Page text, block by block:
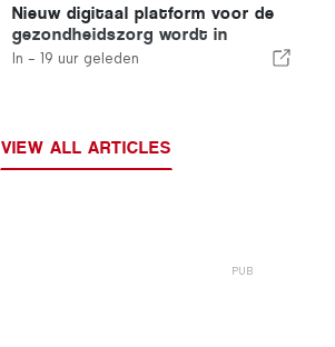
Nieuw digitaal platform voor de
gezondheidszorg wordt in
Portugal gelanceerd
In - 19 uur geleden
VIEW ALL ARTICLES